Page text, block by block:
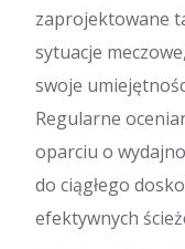
zaprojektowane
sytuacje
swoje
Regularne
oparciu o
do ciągłego
efektywnych